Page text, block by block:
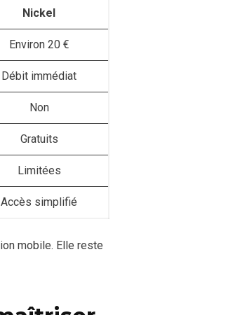
Nickel
Environ 20 €
Débit immédiat
Non
Gratuits
Limitées
Accès simplifié
mobile. Elle reste